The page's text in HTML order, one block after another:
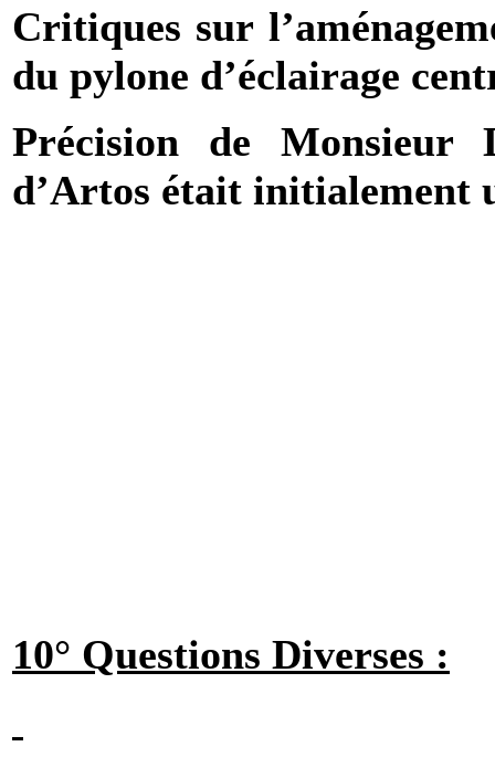
Critiques sur
du pylone d’éclairage
Précision de Monsieur
d’Artos était initialement
10° Questions Diverses :